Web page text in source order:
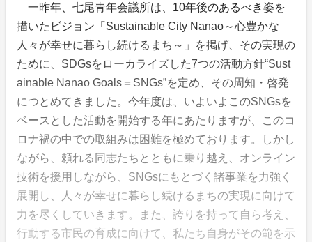
一昨年、七尾青年会議所は、10年後のあるべき姿を
描いたビジョン「Sustainable City Nanao～心豊かな
人々が幸せに暮らし続けるまち～」を掲げ、その実現の
ために、SDGsをローカライズした7つの活動方針“Sust
ainable Nanao Goals＝SNGs”を定め、その周知・啓発
につとめてきました。今年度は、いよいよこのSNGsを
ベースとした活動を開始する年にあたりますが、このコ
ロナ禍の中での取組みは困難を極めております。しかし
ながら、頼れる同志たちとともに乗り越え、オンライン
技術を援用しながら、SNGsにもとづく諸事業を力強く
展開し、人々が幸せに暮らし続けるまちの実現に向けて
力を尽くしていきます。また、誇りを持って自ら考え、
行動する市民の育成に向けて、私たち自身がその範を示